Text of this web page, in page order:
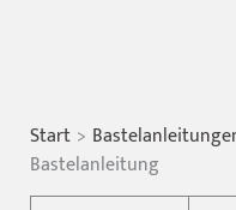
Start
Bastelanleitung